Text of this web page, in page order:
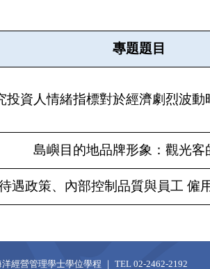
專題題目
投資人情緒指標對於經濟劇烈波動
島嶼目的地品牌形象：觀光客
遇政策、內部控制品質與員工 僱
經營管理學士學位學程 ｜ TEL 02-2462-2192